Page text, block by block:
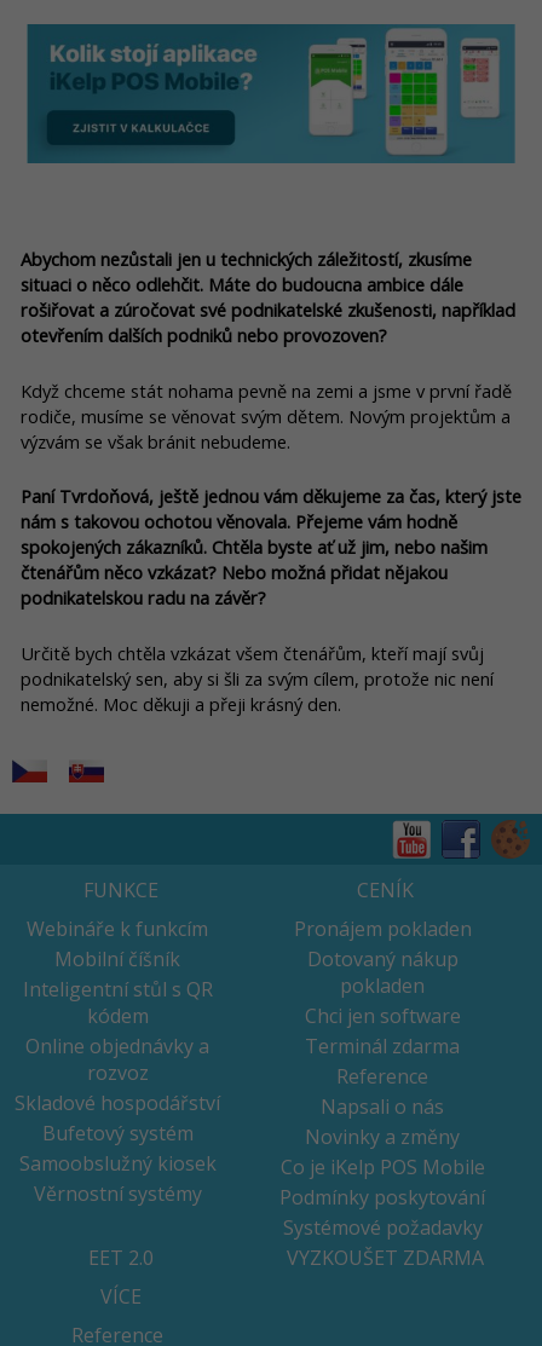
Abychom nezůstali jen u technických záležitostí, zkusíme
situaci o něco odlehčit. Máte do budoucna ambice dále
rošiřovat a zúročovat své podnikatelské zkušenosti, například
otevřením dalších podniků nebo provozoven?
Když chceme stát nohama pevně na zemi a jsme v první řadě
rodiče, musíme se věnovat svým dětem. Novým projektům a
výzvám se však bránit nebudeme.
Paní Tvrdoňová, ještě jednou vám děkujeme za čas, který jste
nám s takovou ochotou věnovala. Přejeme vám hodně
spokojených zákazníků. Chtěla byste ať už jim, nebo našim
čtenářům něco vzkázat? Nebo možná přidat nějakou
podnikatelskou radu na závěr?
Určitě bych chtěla vzkázat všem čtenářům, kteří mají svůj
podnikatelský sen, aby si šli za svým cílem, protože nic není
nemožné. Moc děkuji a přeji krásný den.
FUNKCE
Webináře k funkcím
Mobilní číšník
Inteligentní stůl s QR
kódem
Online objednávky a
rozvoz
Skladové hospodářství
Bufetový systém
Samoobslužný kiosek
Věrnostní systémy
CENÍK
Pronájem pokladen
Dotovaný nákup
pokladen
Chci jen software
Terminál zdarma
Reference
Napsali o nás
Novinky a změny
Co je iKelp POS Mobile
Podmínky poskytování
Systémové požadavky
EET 2.0
VYZKOUŠET ZDARMA
VÍCE
Reference